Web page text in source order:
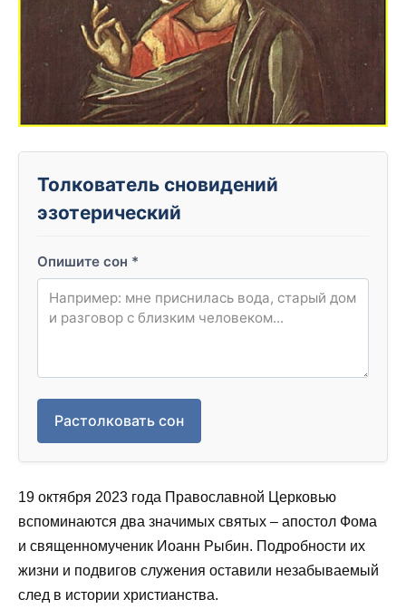
Толкователь сновидений
эзотерический
Опишите сон *
Растолковать сон
19 октября 2023 года Православной Церковью
вспоминаются два значимых святых – апостол Фома
и священномученик Иоанн Рыбин. Подробности их
жизни и подвигов служения оставили незабываемый
след в истории христианства.